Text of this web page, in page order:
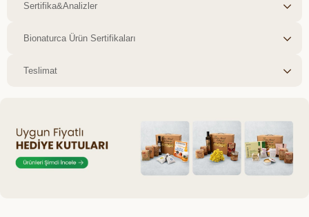
Sertifika&Analizler
Bionaturca Ürün Sertifikaları
Teslimat